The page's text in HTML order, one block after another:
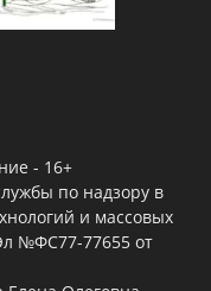
- 16+
по надзору в
и массовых
№ФС77-77655 от